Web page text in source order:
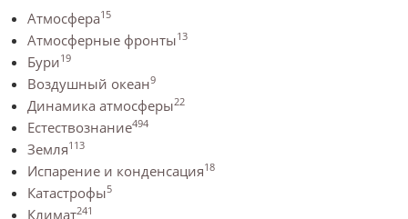
Атмосфера15
Атмосферные фронты13
Бури19
Воздушный океан9
Динамика атмосферы22
Естествознание494
Земля113
Испарение и конденсация18
Катастрофы5
Климат241